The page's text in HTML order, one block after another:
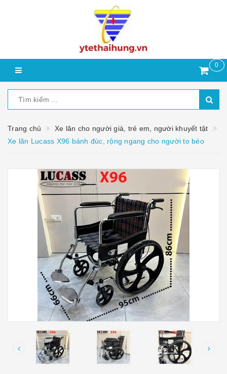
0
Trang chủ
Xe lăn cho người già, trẻ em, người khuyết tật
Xe lăn Lucass X96 bánh đúc, rộng ngang cho người to béo